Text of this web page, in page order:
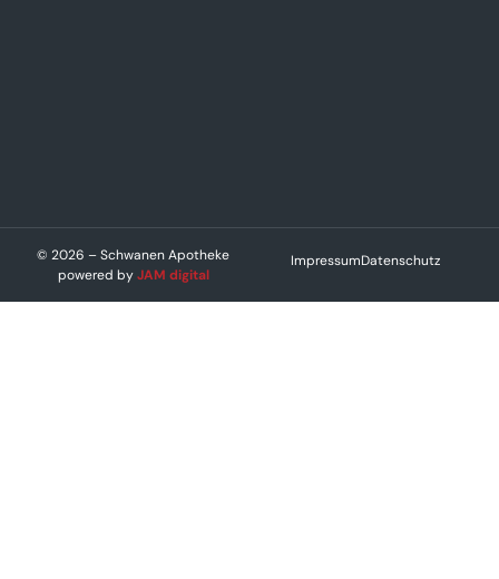
© 2026 – Schwanen Apotheke
powered byJAM digital
ImpressumDatenschutz